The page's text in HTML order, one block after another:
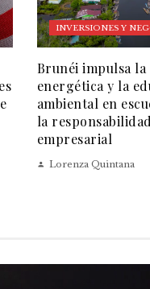
INVERSIONES Y
Brunéi impulsa la
energética y la
ambiental en
la
empresarial
Lorenza Quintana